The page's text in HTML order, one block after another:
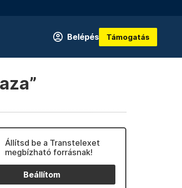
Belépés Támogatás
Állítsd be a Transtelexet
megbízható forrásnak!
Beállítom